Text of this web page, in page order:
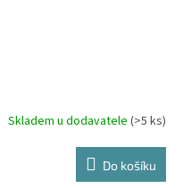
Skladem u dodavatele(>5 ks)
Do košíku